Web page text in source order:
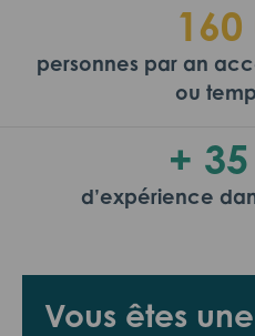
Vous êtes
160
personnes par an
ou
+
d’expérience